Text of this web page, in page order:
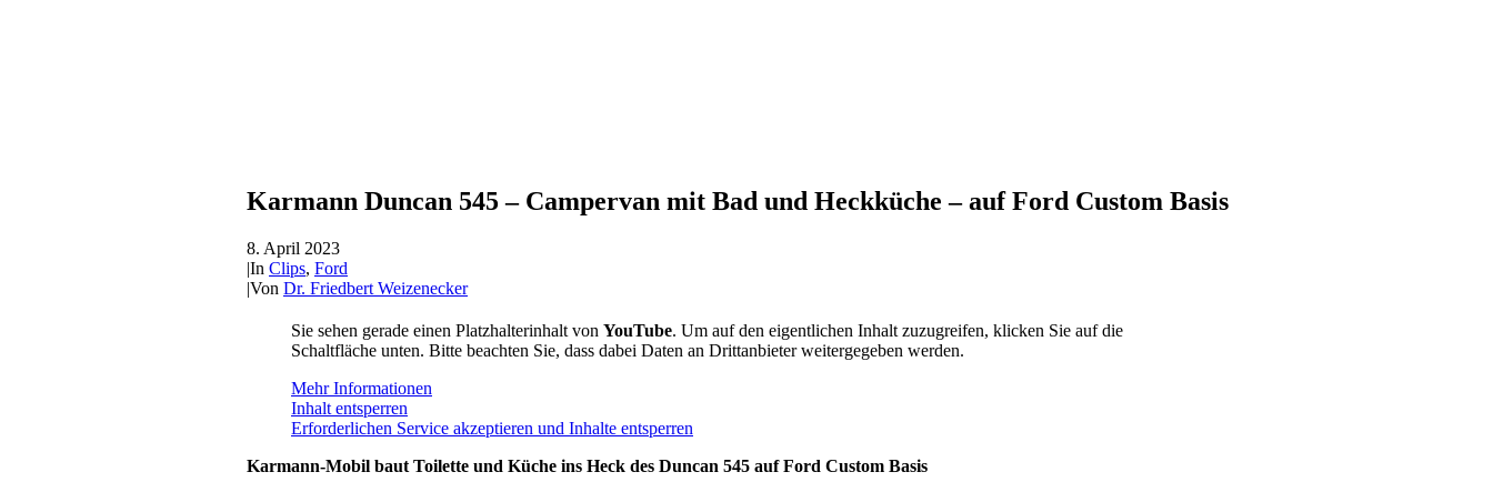
Karmann Duncan 545 – Campervan mit Bad und Heckküche – auf Ford Custom Basis
8. April 2023
|In Clips, Ford
|Von Dr. Friedbert Weizenecker
Sie sehen gerade einen Platzhalterinhalt von YouTube. Um auf den eigentlichen Inhalt zuzugreifen, klicken Sie auf die
Schaltfläche unten. Bitte beachten Sie, dass dabei Daten an Drittanbieter weitergegeben werden.
Mehr Informationen
Inhalt entsperren
Erforderlichen Service akzeptieren und Inhalte entsperren
Karmann-Mobil baut Toilette und Küche ins Heck des Duncan 545 auf Ford Custom Basis